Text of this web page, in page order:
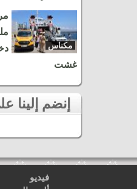
مكناس
غشت
فيديو